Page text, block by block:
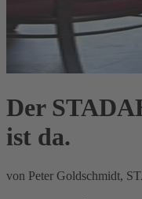
Der
ist da.
von Peter Goldschmidt,